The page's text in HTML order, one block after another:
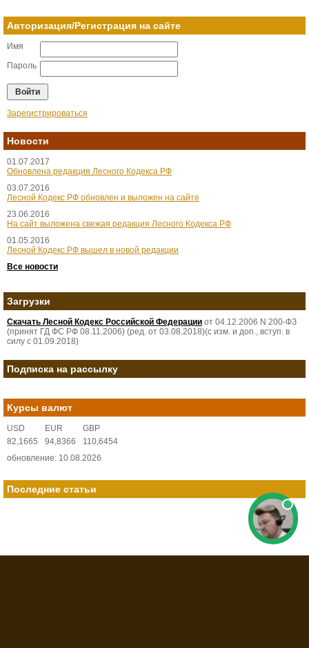
Авторизация/Регистрация на сайте
Имя
Пароль
Зарегистрироваться
Новости
01.07.2017
Обновлена редакция Лесного Кодекса РФ
03.07.2016
Лесной Кодекс РФ обновлен и выложен на сайте
23.06.2016
На сайт выложена свежая редакция Лесного Кодекса РФ
01.05.2016
Лесной Кодекс РФ вышел в новой редакции
Все новости
Загрузки
Скачать Лесной Кодекс Российской Федерации от 04.12.2006 N 200-ФЗ
(принят ГД ФС РФ 08.11.2006) (ред. от 03.08.2018)(с изм. и доп., вступ. в
силу с 01.09.2018)
Подписка на рассылку
Курсы валют
USD EUR
GBP
82,1665
94,8366
110,6454
обновление: 10.08.2026
Последние статьи